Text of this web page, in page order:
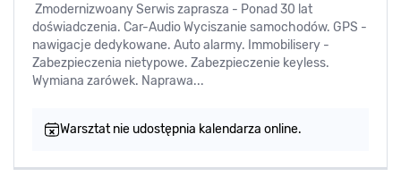
Zmodernizwoany Serwis zaprasza - Ponad 30 lat
doświadczenia. Car-Audio Wyciszanie samochodów. GPS -
nawigacje dedykowane. Auto alarmy. Immobilisery -
Zabezpieczenia nietypowe. Zabezpieczenie keyless.
Wymiana zarówek. Naprawa...
Warsztat nie udostępnia kalendarza online.